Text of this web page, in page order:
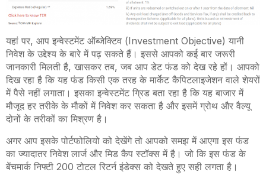
यहां पर, आप इन्वेस्टमेंट ऑब्जेक्टिव (Investment Objective) यानी
निवेश के उद्देश्य के बारे में पढ़ सकते हैं। इससे आपको कई बार जरूरी
जानकारी मिलती है, खासकर तब, जब आप डेट फंड को देख रहे हों। आपको
दिख रहा है कि यह फंड किसी एक तरह के मार्केट कैपिटलाइजेशन वाले शेयरों
में पैसे नहीं लगाता। इसका इन्वेस्टमेंट ग्रिड बता रहा है कि यह बाजार में
मौजूद हर तरीके के मौकों में निवेश कर सकता है और इसमें ग्रोथ और वैल्यू
दोनों के तरीकों का मिश्रण है।
अगर आप इसके पोर्टफोलियो को देखेंगे तो आपको समझ में आएगा इस फंड
का ज्यादातर निवेश लार्ज और मिड कैप स्टॉक्स में है। जो कि इस फंड के
बेंचमार्क निफ्टी 200 टोटल रिटर्न इंडेक्स को देखते हुए सही लगता है।